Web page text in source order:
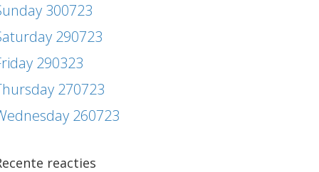
300723
290723
290323
270723
260723
reacties